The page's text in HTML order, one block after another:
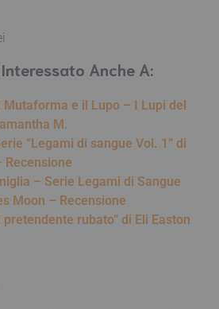
Anche A:
Mutaforma e il Lupo – I Lupi del
M.
“Legami di sangue Vol. 1” di
Recensione
– Serie Legami di Sangue
Moon – Recensione
pretendente rubato” di Eli Easton